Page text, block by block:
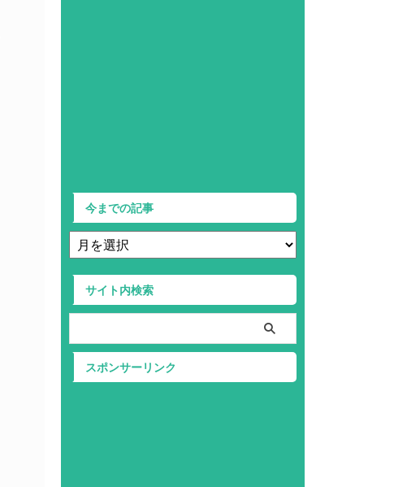
今までの記事
サイト内検索
スポンサーリンク